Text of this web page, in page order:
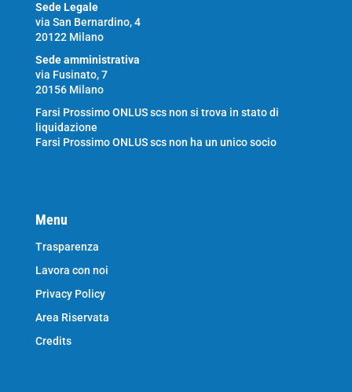
Sede Legale
via San Bernardino, 4
20122 Milano
Sede amministrativa
via Fusinato, 7
20156 Milano
Farsi Prossimo ONLUS scs non si trova in stato di
liquidazione
Farsi Prossimo ONLUS scs non ha un unico socio
Menu
Trasparenza
Lavora con noi
Privacy Policy
Area Riservata
Credits